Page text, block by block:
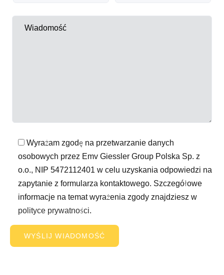
Wyrażam zgodę na przetwarzanie danych
osobowych przez Emv Giessler Group Polska Sp. z
o.o., NIP 5472112401 w celu uzyskania odpowiedzi na
zapytanie z formularza kontaktowego. Szczegółowe
informacje na temat wyrażenia zgody znajdziesz w
polityce prywatności.